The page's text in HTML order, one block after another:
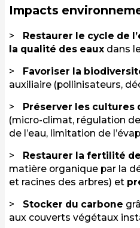
Impacts
Restaurer le cycle de
la qualité des eaux dans
Favoriser la
auxiliaire (pollinisateurs,
Préserver les cultures
(micro-climat, régulation
de l’eau, limitation de
Restaurer la fertilité
matière organique par la
et racines des arbres) et
Stocker du carbone
aux couverts végétaux